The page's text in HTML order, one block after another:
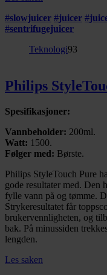
#slowjuicer #juicer #
#sentrifugejuicer
Teknologi93
Philips
Spesifikasjoner:
Vannbeholder: 200ml.
Watt: 1500.
Følger med: Børste.
Philips StyleTouch Pure
gode resultater med. Den
fylle vann på og tømme.
Strykeresultatet får
brukervennligheten, og
bak. På minussiden
lengden.
Les saken